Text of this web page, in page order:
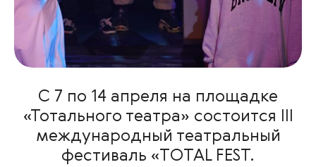
С 7 по 14 апреля на площадке
«Тотального театра» состоится III
международный театральный
фестиваль «TOTAL FEST.